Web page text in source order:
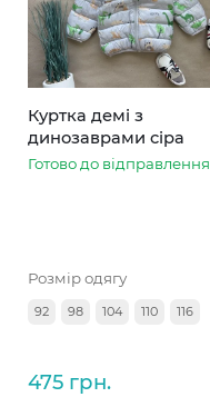
Куртка демі з
динозаврами сіра
Готово до відправлення
Розмір одягу
92 98 104 110 116
475 грн.